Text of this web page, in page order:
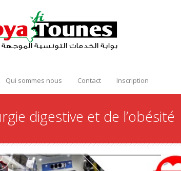
Qui sommes nous Contact Inscription
digestive et de l’obésité